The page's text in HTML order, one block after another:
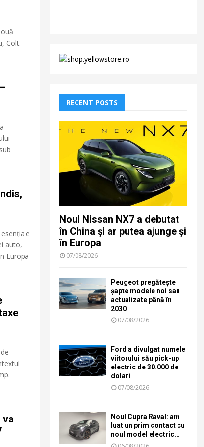
Colt.
auto,
Europa
va
RECENT POSTS
Noul Nissan NX7 a debutat
în China și ar putea ajunge și
în Europa
07/08/2026
Peugeot pregătește
șapte modele noi sau
actualizate până în
2030
07/08/2026
Ford a divulgat numele
viitorului său pick-up
electric de 30.000 de
dolari
07/08/2026
Noul Cupra Raval: am
luat un prim contact cu
noul model electric...